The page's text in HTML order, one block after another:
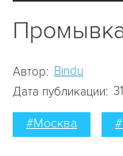
Автор: Bindu
Дата публикации:
#Москва